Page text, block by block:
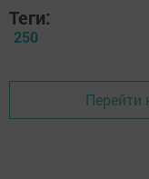
Теги:
250
Перейти